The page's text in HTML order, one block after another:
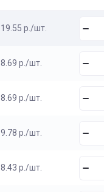
19.55 р./шт.
8.69 р./шт.
8.69 р./шт.
9.78 р./шт.
8.43 р./шт.